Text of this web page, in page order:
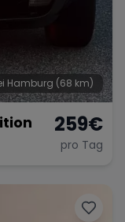
Hamburg (68 km)
259€
pro Tag